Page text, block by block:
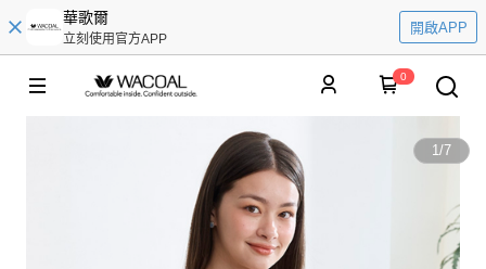
華歌爾
立刻使用官方APP
開啟APP
0
1/7